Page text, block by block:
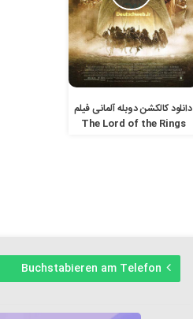
دانلود کالکشن دوبله آلمانی فیلم
The Lord of the Rings
Buchstabieren am Telefon